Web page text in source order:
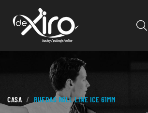
CASA RUEDAS ROLL LINE ICE 61MM